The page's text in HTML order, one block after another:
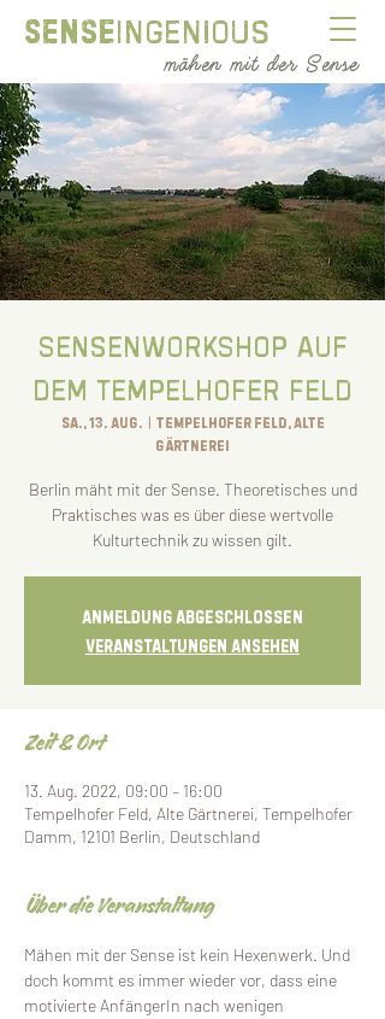
Senseingenious
mähen mit der Sense
Sensenworkshop auf
dem Tempelhofer Feld
Sa., 13. Aug.
  |
Tempelhofer Feld, Alte
Gärtnerei
Berlin mäht mit der Sense. Theoretisches und
Praktisches was es über diese wertvolle
Kulturtechnik zu wissen gilt.
Anmeldung abgeschlossen
Veranstaltungen ansehen
Zeit & Ort
13. Aug. 2022, 09:00 – 16:00
Tempelhofer Feld, Alte Gärtnerei, Tempelhofer
Damm, 12101 Berlin, Deutschland
Über die Veranstaltung
Mähen mit der Sense ist kein Hexenwerk. Und
doch kommt es immer wieder vor, dass eine
motivierte AnfängerIn nach wenigen